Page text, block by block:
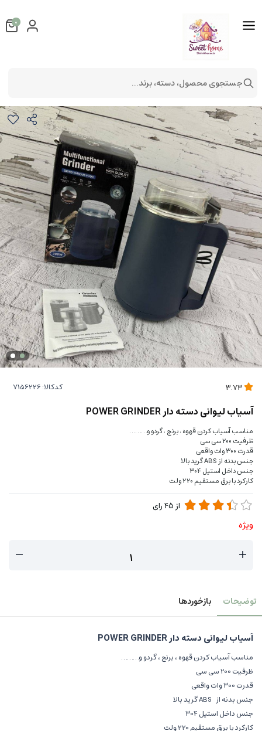
کدکالا:
آسیاب لیوانی دسته دار POWER GRINDER
مناسب آسیاب کردن قهوه ، برنج ، گردو و………
ظرفیت 200 سی سی
قدرت 300 وات واقعی
جنس بدنه از ABS گرید بالا
جنس داخل استیل 304
کارکرد با برق مستقیم 220 ولت
از 45رای
ویژه
توضیحات بازخوردها
آسیاب لیوانی دسته دار POWER GRINDER
مناسب آسیاب کردن قهوه ، برنج ، گردو و………
ظرفیت 200 سی سی
قدرت 300 وات واقعی
جنس بدنه از ABS گرید بالا
جنس داخل استیل 304
کارکرد با برق مستقیم 220 ولت
0
جستجوی محصول، دسته، برند...